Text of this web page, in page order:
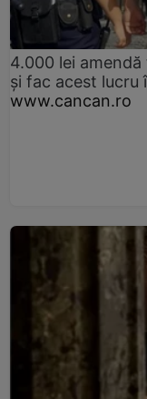
4.000 lei
și fac acest lucru
www.cancan.ro